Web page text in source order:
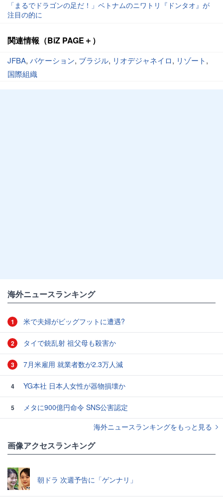
「まるでドラゴンの足だ！」ベトナムのニワトリ『ドンタオ』が
注目の的に
関連情報（BiZ PAGE＋）
JFBA, バケーション, ブラジル, リオデジャネイロ, リゾート,
国際組織
海外ニュースランキング
1 米で夫婦がビッグフットに遭遇?
2 タイで銃乱射 祖父母も殺害か
3 7月米雇用 就業者数が2.3万人減
4 YG本社 日本人女性が器物損壊か
5
メタに900億円命令 SNS公害認定
海外ニュースランキングをもっと見る
画像アクセスランキング
朝ドラ 次週予告に「ゲンナリ」